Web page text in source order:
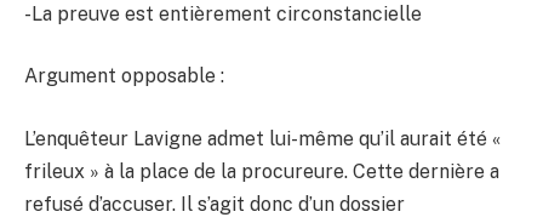
-La preuve est entièrement circonstancielle
Argument opposable :
L’enquêteur Lavigne admet lui-même qu’il aurait été «
frileux » à la place de la procureure. Cette dernière a
refusé d’accuser. Il s’agit donc d’un dossier